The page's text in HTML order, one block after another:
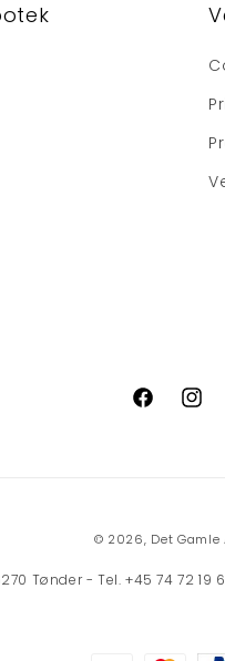
Facebook
© 2026, Det Gamle
Tønder - Tel. +45 74 72 19